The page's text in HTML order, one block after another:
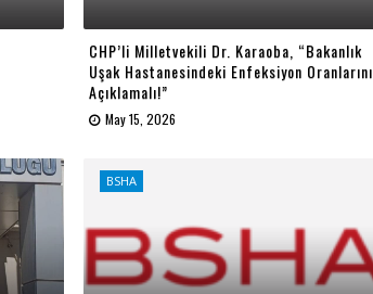
CHP’li Milletvekili Dr. Karaoba, “Bakanlık
Uşak Hastanesindeki Enfeksiyon Oranlarını
Açıklamalı!”
May 15, 2026
BSHA